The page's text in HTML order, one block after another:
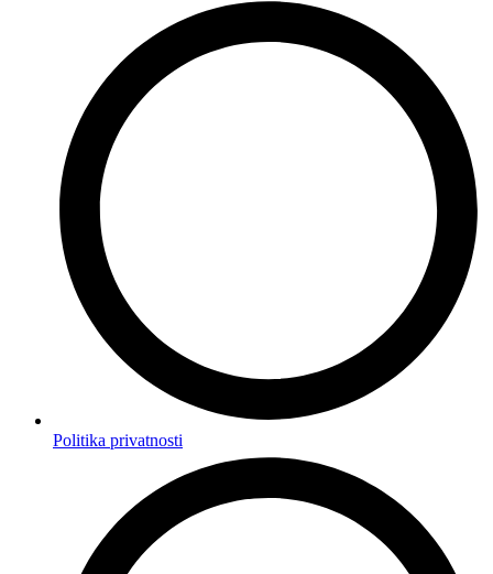
Politika privatnosti